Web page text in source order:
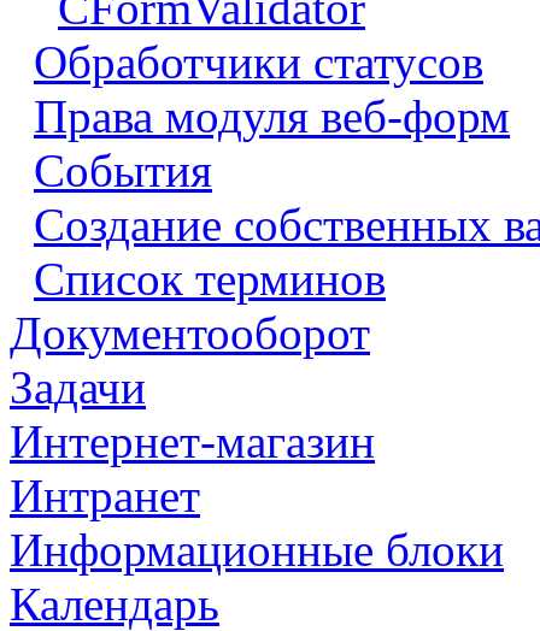
Обработчики статусов
Права модуля веб-форм
События
Создание собственных
Список терминов
Документооборот
Задачи
Интернет-магазин
Интранет
Информационные блоки
Календарь